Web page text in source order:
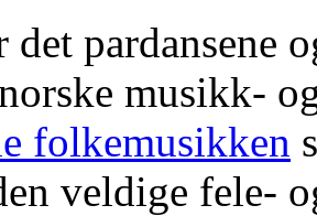
det pardansene
musikk-
folkemusikken
veldige fele-